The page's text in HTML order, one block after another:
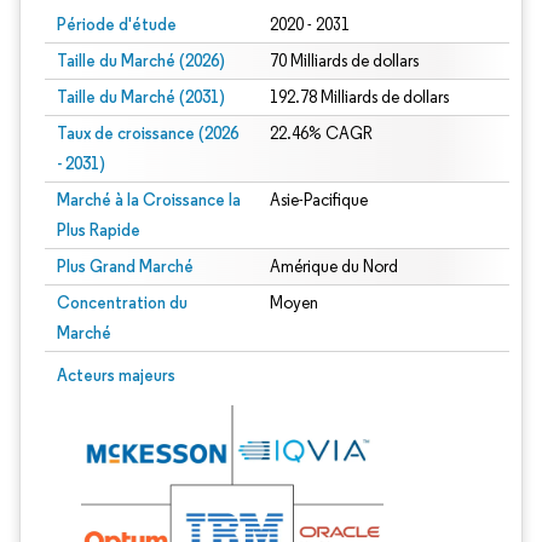
Période d'étude 2020 - 2031
Taille du Marché (2026) 70 Milliards de dollars
Taille du Marché (2031) 192.78 Milliards de dollars
Taux de croissance (2026
- 2031)
22.46% CAGR
Marché à la Croissance la
Plus Rapide
Asie-Pacifique
Plus Grand Marché Amérique du Nord
Concentration du
Marché
Moyen
Acteurs majeurs
Image © Mordor Intelligence. La réutilisation nécessite une attribution sous CC